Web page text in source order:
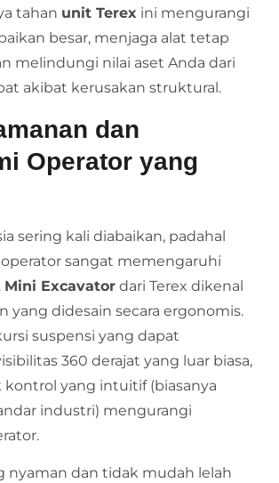
tahan unit Terex ini mengurangi
besar, menjaga alat tetap
melindungi nilai aset Anda dari
akibat kerusakan struktural.
dan
Operator yang
sering kali diabaikan, padahal
sangat memengaruhi
Mini Excavator dari Terex dikenal
yang didesain secara ergonomis.
suspensi yang dapat
360 derajat yang luar biasa,
kontrol yang intuitif (biasanya
industri) mengurangi
nyaman dan tidak mudah lelah